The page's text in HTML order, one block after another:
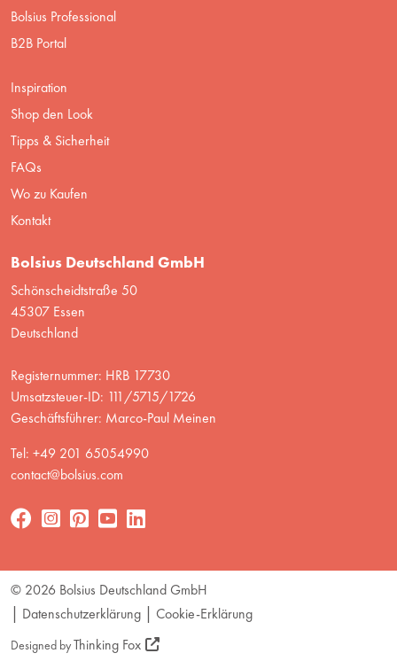
Bolsius Professional
B2B Portal
Inspiration
Shop den Look
Tipps & Sicherheit
FAQs
Wo zu Kaufen
Kontakt
Bolsius Deutschland GmbH
Schönscheidtstraße 50
45307 Essen
Deutschland
Registernummer: HRB 17730
Umsatzsteuer-ID: 111/5715/1726
Geschäftsführer: Marco-Paul Meinen
Tel: +49 201 65054990
contact@bolsius.com
© 2026 Bolsius Deutschland GmbH
Datenschutzerklärung
Cookie-Erklärung
Designed byThinking Fox